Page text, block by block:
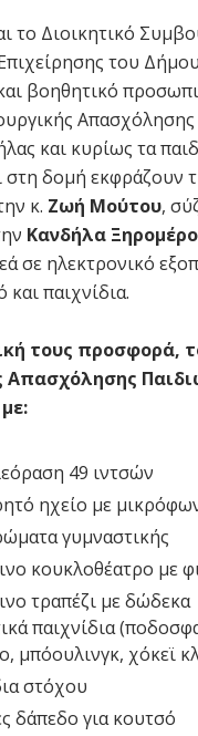
το Διοικητικό
του
βοηθητικό
και κυρίως τα
στη δομή εκφράζουν
κ. Ζωή Μούτου,
Κανδήλα
σε ηλεκτρονικό
και παιχνίδια.
τους προσφορά,
Απασχόλησης
49 ιντσών
ηχείο με
γυμναστικής
κουκλοθέατρο με
τραπέζι με δώδεκα
παιχνίδια
μπόουλινγκ, χόκεϊ
στόχου
δάπεδο για κουτσό